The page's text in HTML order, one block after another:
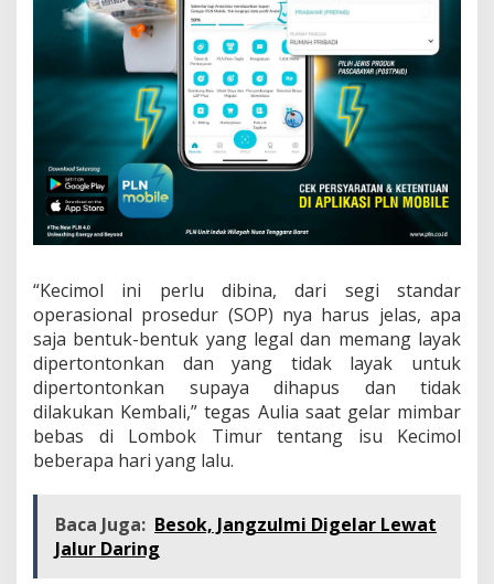
“Kecimol ini perlu dibina, dari segi standar
operasional prosedur (SOP) nya harus jelas, apa
saja bentuk-bentuk yang legal dan memang layak
dipertontonkan dan yang tidak layak untuk
dipertontonkan supaya dihapus dan tidak
dilakukan Kembali,” tegas Aulia saat gelar mimbar
bebas di Lombok Timur tentang isu Kecimol
beberapa hari yang lalu.
Baca Juga: Besok, Jangzulmi Digelar Lewat
Jalur Daring